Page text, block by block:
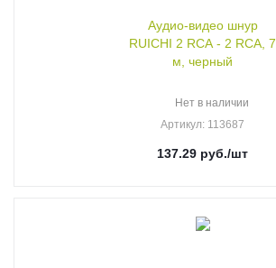
Аудио-видео шнур
RUICHI 2 RCA - 2 RCA, 7
м, черный
Нет в наличии
Артикул: 113687
137.29 руб./шт